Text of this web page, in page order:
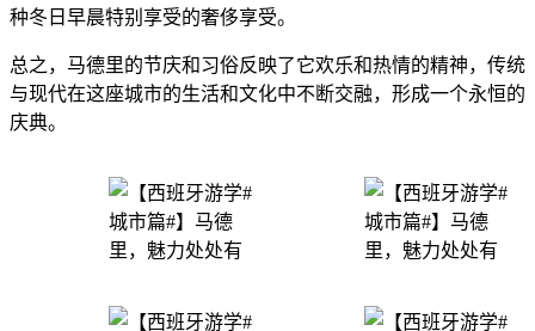
种冬日早晨特别享受的奢侈享受。
总之，马德里的节庆和习俗反映了它欢乐和热情的精神，传统
与现代在这座城市的生活和文化中不断交融，形成一个永恒的
庆典。